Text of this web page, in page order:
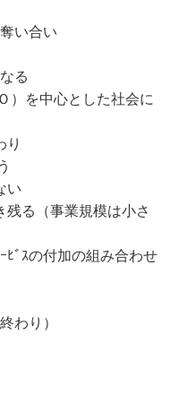
い合い
る
を中心とした社会に
り
い
る（事業規模は小さ
ﾞｽの付加の組み合わせ
わり）